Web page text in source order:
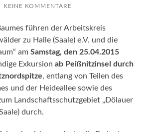
KEINE KOMMENTARE
führen der Arbeitskreis
zu Halle (Saale) e.V. und die
amSamstag, den 25.04.2015
Exkursionab Peißnitzinsel durch
, entlang von Teilen des
und der Heideallee sowie des
Landschaftsschutzgebiet „Dölauer
durch.